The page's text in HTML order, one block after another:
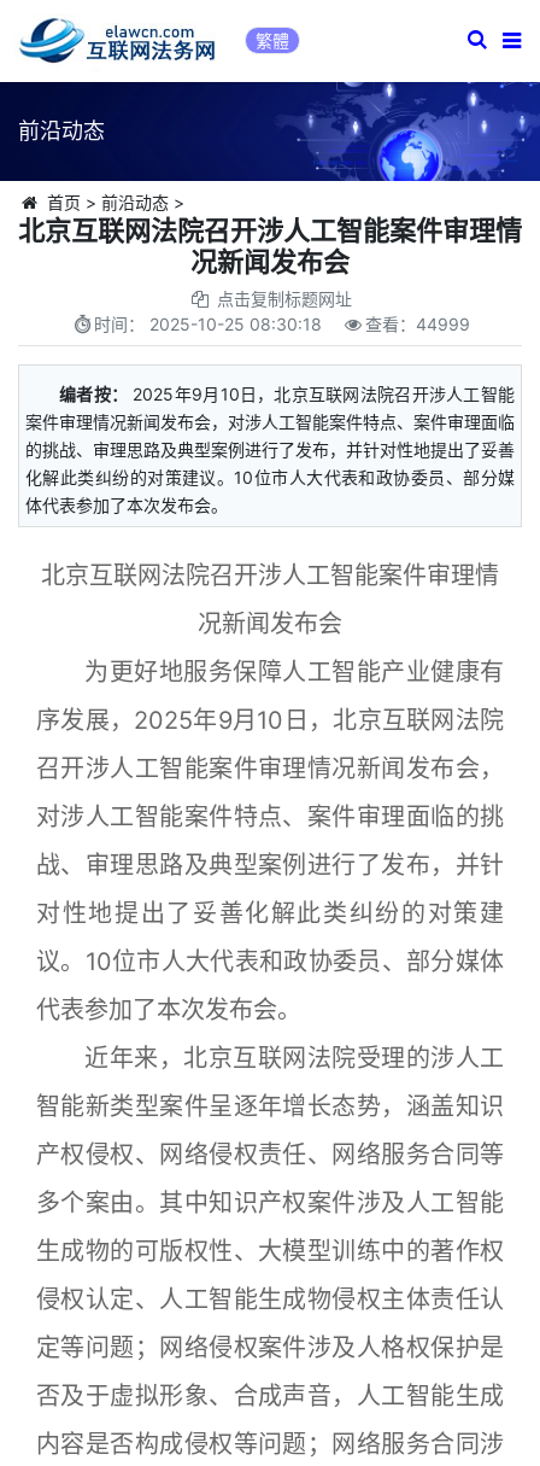
繁體
前沿动态
首页 > 前沿动态>
北京互联网法院召开涉人工智能案件审理情
况新闻发布会
点击复制标题网址
时间： 2025-10-25 08:30:18 查看： 44999
编者按：
2025年9月10日，北京互联网法院召开涉人工智能
案件审理情况新闻发布会，对涉人工智能案件特点、案件审理面临
的挑战、审理思路及典型案例进行了发布，并针对性地提出了妥善
化解此类纠纷的对策建议。10位市人大代表和政协委员、部分媒
体代表参加了本次发布会。
北京互联网法院召开涉人工智能案件审理情
况新闻发布会
为更好地服务保障人工智能产业健康有
序发展，2025年9月10日，北京互联网法院
召开涉人工智能案件审理情况新闻发布会，
对涉人工智能案件特点、案件审理面临的挑
战、审理思路及典型案例进行了发布，并针
对性地提出了妥善化解此类纠纷的对策建
议。10位市人大代表和政协委员、部分媒体
代表参加了本次发布会。
近年来，北京互联网法院受理的涉人工
智能新类型案件呈逐年增长态势，涵盖知识
产权侵权、网络侵权责任、网络服务合同等
多个案由。其中知识产权案件涉及人工智能
生成物的可版权性、大模型训练中的著作权
侵权认定、人工智能生成物侵权主体责任认
定等问题；网络侵权案件涉及人格权保护是
否及于虚拟形象、合成声音，人工智能生成
内容是否构成侵权等问题；网络服务合同涉